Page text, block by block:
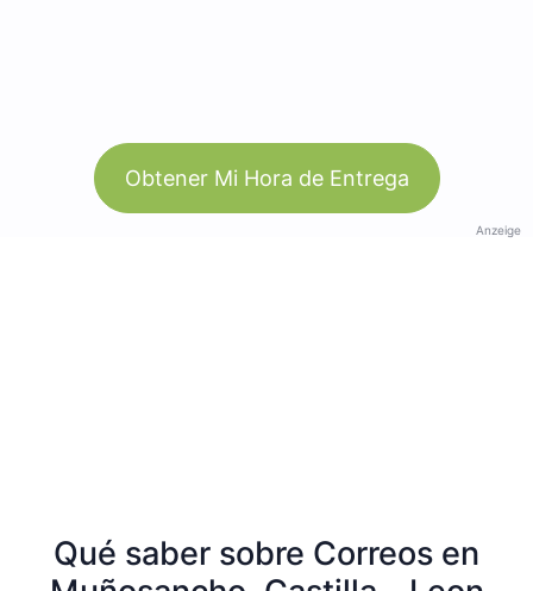
Obtener Mi Hora de Entrega
Anzeige
Qué saber sobre Correos en